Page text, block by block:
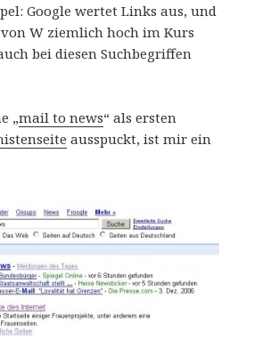
Google wertet Links aus, und
W ziemlich hoch im Kurs
bei diesen Suchbegriffen
„mail to news“ als ersten
ausspuckt, ist mir ein